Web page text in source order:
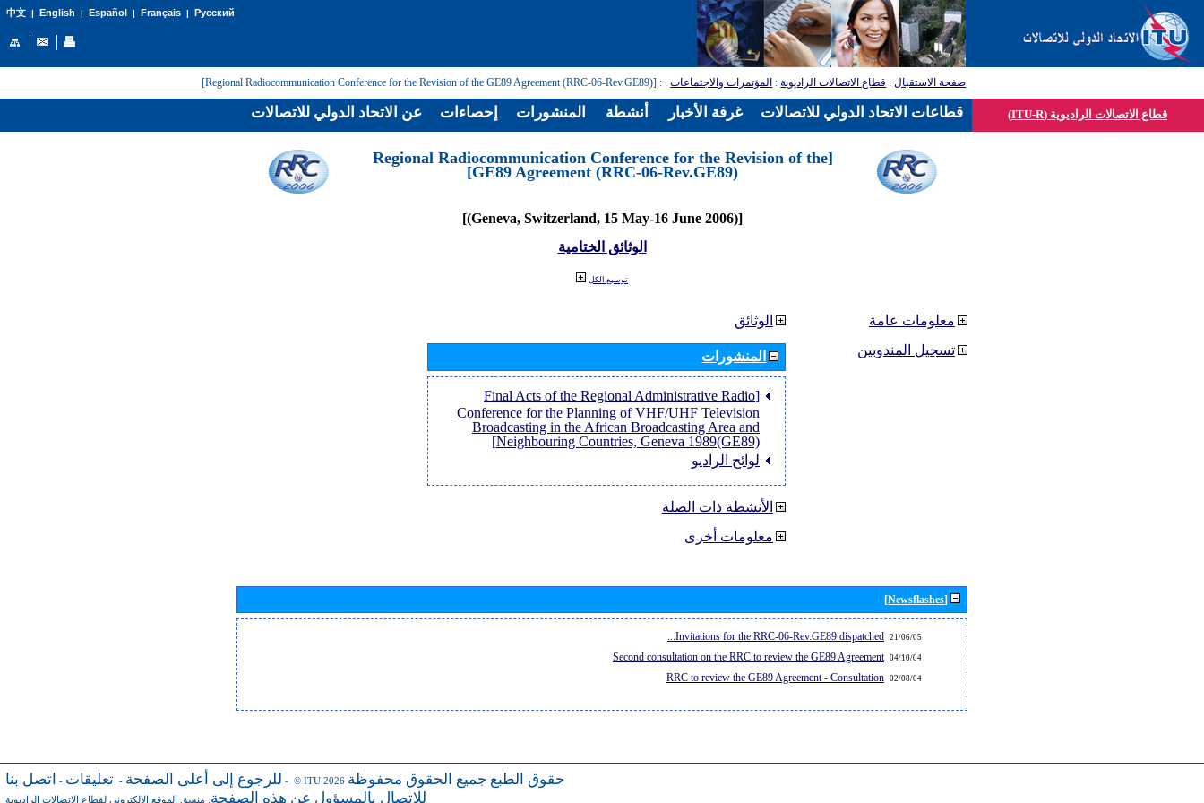
中文| English | Español | Français| Русский
صفحة الاستقبال: قطاع الاتصالات الراديوية: المؤتمرات والاجتماعات:
: [Regional Radiocommunication Conference for the Revision of the GE89 Agreement (RRC-06-Rev.GE89)]
قطاع الاتصالات الراديوية (ITU-R)
[Regional Radiocommunication Conference for the Revision of the
GE89 Agreement (RRC-06-Rev.GE89)]
[(Geneva, Switzerland, 15 May-16 June 2006)]
الوثائق الختامية
توسيع الكل
الوثائق
المنشورات
[Final Acts of the Regional Administrative Radio
Conference for the Planning of VHF/UHF Television
Broadcasting in the African Broadcasting Area and
Neighbouring Countries, Geneva 1989(GE89)]
لوائح الراديو
الأنشطة ذات الصلة
معلومات أخرى
معلومات عامة
تسجيل المندوبين
[Newsflashes]
21/06/05
Invitations for the RRC-06-Rev.GE89 dispatched...
04/10/04
Second consultation on the RRC to review the GE89 Agreement
02/08/04
RRC to review the GE89 Agreement - Consultation
للرجوع إلى أعلى الصفحة - تعليقات - اتصل بنا - © ITU 2026 حقوق الطبع جميع الحقوق محفوظة
للاتصال بالمسؤول عن هذه الصفحة: منسق الموقع الإلكتروني لقطاع الاتصالات الراديوية
عن الاتحاد الدولي للاتصالات إحصاءات المنشورات أنشطة غرفة الأخبار قطاعات الاتحاد الدولي للاتصالات